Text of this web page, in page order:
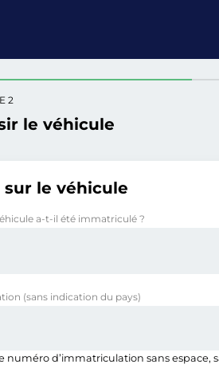
2
le véhicule
le véhicule
a-t-il été immatriculé ?
(sans indication du pays)
numéro d’immatriculation sans espace,